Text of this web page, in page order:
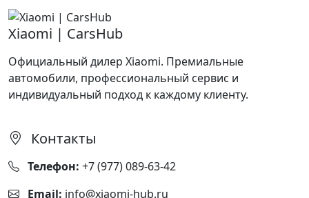
Xiaomi | CarsHub
Официальный дилер Xiaomi. Премиальные
автомобили, профессиональный сервис и
индивидуальный подход к каждому клиенту.
Контакты
Телефон: +7 (977) 089-63-42
Email: info@xiaomi-hub.ru